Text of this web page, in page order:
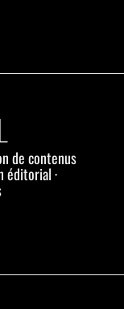
de contenus
éditorial ·